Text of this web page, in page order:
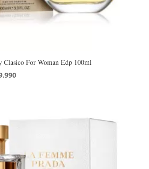
Clasico For Woman Edp 100ml
El
$ 489.990.